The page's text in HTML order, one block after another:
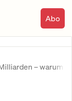
Abo
– warum